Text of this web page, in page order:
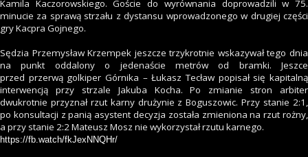
Kamila Kaczorowskiego. Goście do wyrównania doprowadzili w 75.
minucie za sprawą strzału z dystansu wprowadzonego w drugiej części
gry Kacpra Gojnego.
Sędzia Przemysław Krzempek jeszcze trzykrotnie wskazywał tego dnia
na punkt oddalony o jedenaście metrów od bramki. Jeszce
przed przerwą golkiper Górnika – Łukasz Tecław popisał się kapitalną
interwencją przy strzale Jakuba Kocha. Po zmianie stron arbiter
dwukrotnie przyznał rzut karny drużynie z Boguszowic. Przy stanie 2:1,
po konsultacji z panią asystent decyzja została zmieniona na rzut rożny,
a przy stanie 2:2 Mateusz Mosz nie wykorzystał rzutu karnego.
https://fb.watch/fkJexNNQHr/